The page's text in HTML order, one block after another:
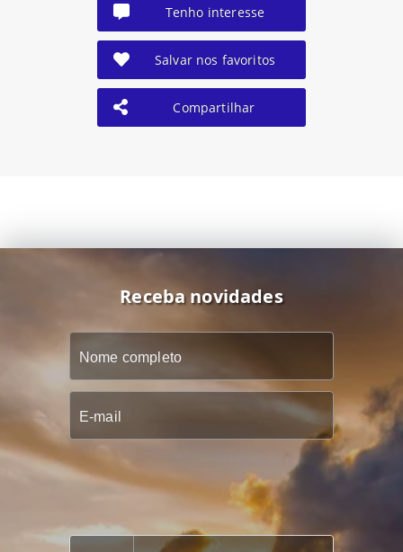
Tenho interesse
Salvar nos favoritos
Compartilhar
Receba novidades